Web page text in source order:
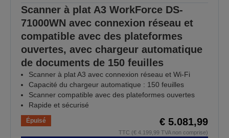
Scanner à plat A3 WorkForce DS-
71000WN avec connexion réseau et
compatible avec des plateformes
ouvertes, avec chargeur automatique
de documents de 150 feuilles
Scanner à plat A3 avec connexion réseau et Wi-Fi
Capacité du chargeur automatique : 150 feuilles
Scanner compatible avec des plateformes ouvertes
Rapide et sécurisé
Épuisé € 5.081,99
TTC (€ 4.199,99 TVA non comprise)